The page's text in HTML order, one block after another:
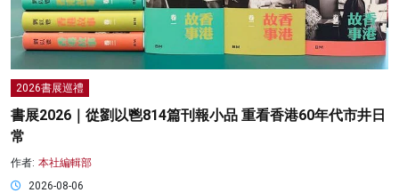
2026書展巡禮
書展2026｜從劉以鬯814篇刊報小品 重看香港60年代市井日
常
作者: 本社編輯部
2026-08-06